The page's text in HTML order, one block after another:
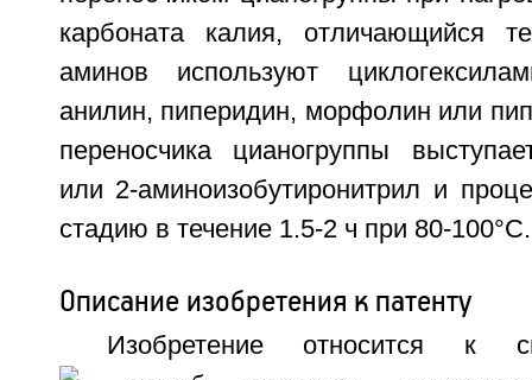
карбоната калия, отличающийся
аминов используют
анилин, пиперидин, морфолин или
переносчика цианогруппы
или 2-аминоизобутиронитрил и
стадию в течение 1.5-2 ч при 80-100°C.
Описание изобретения к патенту
Изобретение относится к